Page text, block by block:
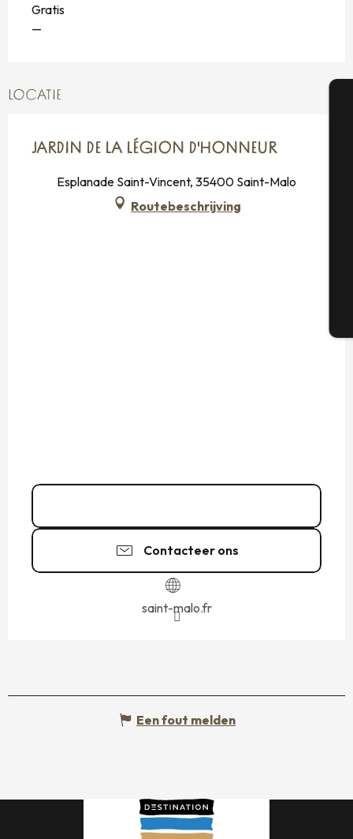
Gratis
—
LOCATIE
JARDIN DE LA LÉGION D'HONNEUR
Esplanade Saint-Vincent, 35400 Saint-Malo
Routebeschrijving
Contacteer ons
saint-malo.fr
Een fout melden